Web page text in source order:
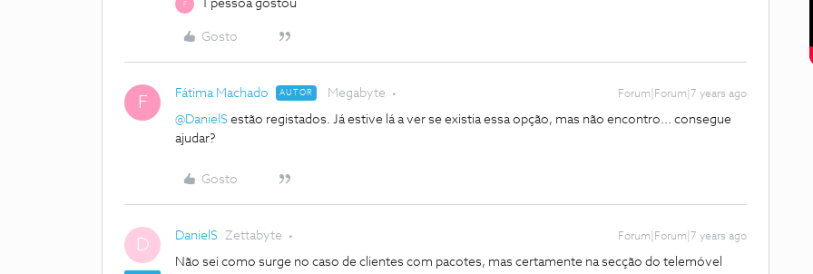
F 1 pessoa gostou
Gosto
F Fátima Machado AUTOR Megabyte Forum|Forum|7 years ago
@DanielS estão registados. Já estive lá a ver se existia essa opção, mas não encontro... consegue
ajudar?
Gosto
D DanielS Zettabyte Forum|Forum|7 years ago
Não sei como surge no caso de clientes com pacotes, mas certamente na secção do telemóvel